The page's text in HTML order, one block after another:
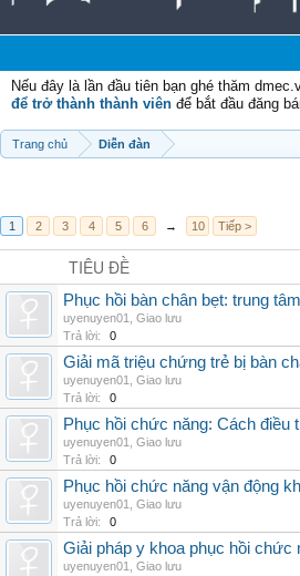
Nếu đây là lần đầu tiên bạn ghé thăm
để trở thành thành viên để bắt đầu đăng
Trang chủ Diễn đàn
1 2 3 4 5 6 → 10 Tiếp >
TIÊU ĐỀ
Phục hồi bàn chân bẹt: trung
uyenuyen01
Giao lưu
Trả lời:
0
Giải mã triệu chứng trẻ bị bàn
uyenuyen01
Giao lưu
Trả lời:
0
Phục hồi chức năng: Cách điều
uyenuyen01
Giao lưu
Trả lời:
0
Phục hồi chức năng vận động
uyenuyen01
Giao lưu
Trả lời:
0
Giải pháp y khoa phục hồi chức
uyenuyen01
Giao lưu